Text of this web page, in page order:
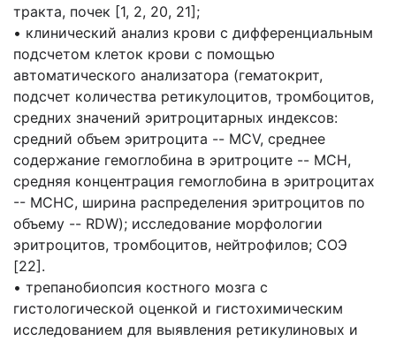
тракта, почек [1, 2, 20, 21];
• клинический анализ крови с дифференциальным
подсчетом клеток крови с помощью
автоматического анализатора (гематокрит,
подсчет количества ретикулоцитов, тромбоцитов,
средних значений эритроцитарных индексов:
средний объем эритроцита -- MCV, среднее
содержание гемоглобина в эритроците -- MCH,
средняя концентрация гемоглобина в эритроцитах
-- МСНС, ширина распределения эритроцитов по
объему -- RDW); исследование морфологии
эритроцитов, тромбоцитов, нейтрофилов; СОЭ
[22].
• трепанобиопсия костного мозга с
гистологической оценкой и гистохимическим
исследованием для выявления ретикулиновых и